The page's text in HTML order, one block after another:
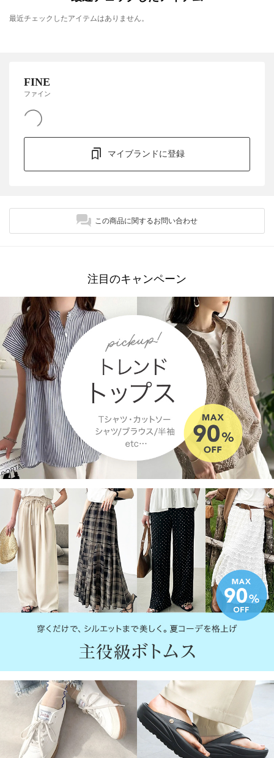
最近チェックしたアイテムはありません。
FINE
ファイン
マイブランドに登録
この商品に関するお問い合わせ
注目のキャンペーン